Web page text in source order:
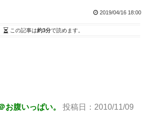
2019/04/16 18:00
この記事は約3分で読めます。
お腹いっぱい。 投稿日：2010/11/09